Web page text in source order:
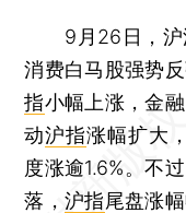
9月26日，沪
消费白马股强势
指小幅上涨，金
动沪指涨幅扩大
度涨逾1.6%。不
落，沪指尾盘涨